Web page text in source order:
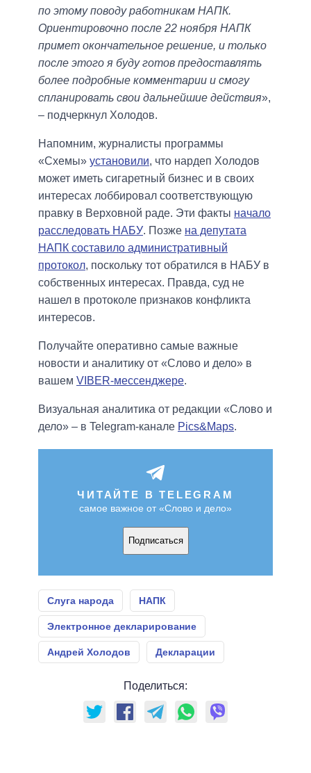
по этому поводу работникам НАПК.
Ориентировочно после 22 ноября НАПК
примет окончательное решение, и только
после этого я буду готов предоставлять
более подробные комментарии и смогу
спланировать свои дальнейшие действия»,
– подчеркнул Холодов.
Напомним, журналисты программы
«Схемы» установили, что нардеп Холодов
может иметь сигаретный бизнес и в своих
интересах лоббировал соответствующую
правку в Верховной раде. Эти факты начало
расследовать НАБУ. Позже на депутата
НАПК составило административный
протокол, поскольку тот обратился в НАБУ в
собственных интересах. Правда, суд не
нашел в протоколе признаков конфликта
интересов.
Получайте оперативно самые важные
новости и аналитику от «Слово и дело» в
вашем VIBER-мессенджере.
Визуальная аналитика от редакции «Слово и
дело» – в Telegram-канале Pics&Maps.
ЧИТАЙТЕ В TELEGRAM
самое важное от «Слово и дело»
Подписаться
Слуга народа НАПК
Электронное декларирование
Андрей Холодов Декларации
Поделиться: